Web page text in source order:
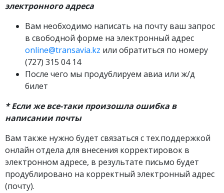
электронного адреса
Вам необходимо написать на почту ваш запрос
в свободной форме на электронный адрес
online@transavia.kz или обратиться по номеру
(727) 315 04 14
После чего мы продублируем авиа или ж/д
билет
* Если же все-таки произошла ошибка в
написании почты
Вам также нужно будет связаться с тех.поддержкой
онлайн отдела для внесения корректировок в
электронном адресе, в результате письмо будет
продублировано на корректный электронный адрес
(почту).